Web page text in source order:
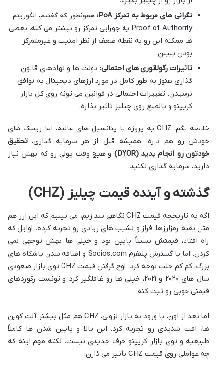
نگرانی های مربوط به تمرکز PoA:
همونطور که گفتیم، الگوریتم
Proof of Authority یه جورایی تمرکز رو بیشتر می کنه. بعضی
ها ممکنه این رو یه نقطه ضعف از نظر امنیت و غیرمتمرکز
بودن ببینن.
تاثیرات رگولاتوری های احتمالی: دولت ها و نهادهای قانون
گذاری هنوز به طور کامل در مورد ارزهای دیجیتال به توافق
نرسیدن. تغییرات احتمالی در قوانین می تونه روی کل بازار
کریپتو و بالطبع روی چیلیز تاثیر بذاره.
خلاصه بگم، CHZ یه پروژه با پتانسیل های عالیه، اما ریسک های
خودش رو هم داره. همیشه قبل از هر سرمایه گذاری، تحقیق
خودتون رو انجام بدید (DYOR)
و هیچ وقت پولی رو که بهش نیاز
دارید، سرمایه گذاری نکنید.
گذشته و آینده قیمت چیلیز (CHZ)
اگه به تاریخچه قیمت CHZ نگاهی بندازیم، می بینیم که این ارز هم
مثل بقیه رمزارزها، فراز و نشیب های زیادی رو تجربه کرده. اوایل که
راه افتاد، قیمتش نسبتاً پایین بود و خیلی ها بهش توجهی نمی
کردن. اما با گسترش پلتفرم Socios.com و اضافه شدن باشگاه های
بزرگ، کم کم جلب توجه کرد. اوج گرفتن قیمت CHZ توی بازار صعودی
سال های ۲۰۲۰ و ۲۰۲۱، خیلی ها رو غافلگیر کرد و تونست رکوردهای
قیمتی خوبی رو ثبت کنه.
اما بعد از اون، با ورود به بازار نزولی، CHZ هم مثل بیشتر آلت کوین
ها، افت شدیدی رو تجربه کرد. این بالا و پایین شدن ها کاملاً
طبیعیه و توی بازار کریپتو حرف جدیدی نیست. نکته مهم اینه که
چه عواملی روی قیمت CHZ تأثیر می ذارن: